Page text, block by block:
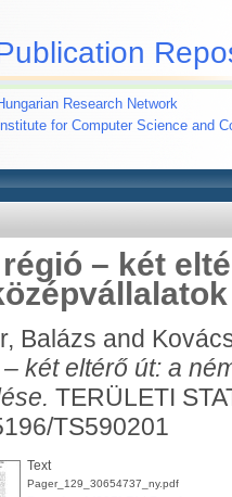
Research Network
Institute for Computer Science and
– két
Balázs and
két eltérő út: a
TERÜLETI
TS590201
Text
Pager_129_30654737_ny.pdf